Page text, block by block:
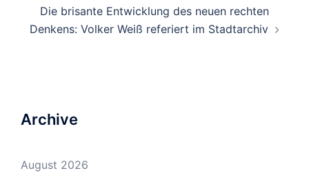
Die brisante Entwicklung des neuen rechten
Denkens: Volker Weiß referiert im Stadtarchiv
Archive
August 2026